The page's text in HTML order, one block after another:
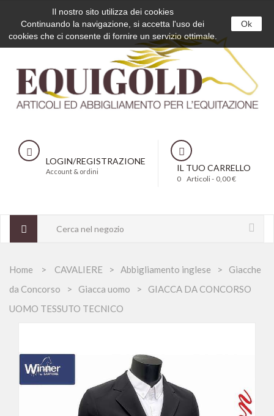
LOGIN/REGISTRAZIONE
Account & ordini IL TUO CARRELLO
0 Articoli - 0,00 €
Home CAVALIERE Abbigliamento inglese
Giacche
da Concorso
Giacca uomo
GIACCA DA CONCORSO
UOMO TESSUTO TECNICO
Il nostro sito utilizza dei cookies
Continuando la navigazione, si accetta l'uso dei
cookies che ci consente di fornire un servizio ottimale.
Ok